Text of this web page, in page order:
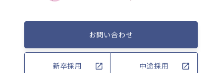
お問い合わせ
新卒採用 中途採用